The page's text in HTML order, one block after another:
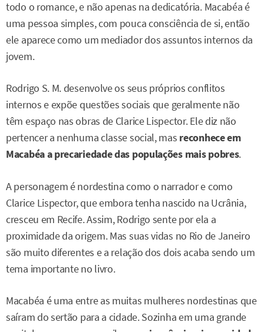
todo o romance, e não apenas na dedicatória. Macabéa é
uma pessoa simples, com pouca consciência de si, então
ele aparece como um mediador dos assuntos internos da
jovem.
Rodrigo S. M. desenvolve os seus próprios conflitos
internos e expõe questões sociais que geralmente não
têm espaço nas obras de Clarice Lispector. Ele diz não
pertencer a nenhuma classe social, mas reconhece em
Macabéa a precariedade das populações mais pobres.
A personagem é nordestina como o narrador e como
Clarice Lispector, que embora tenha nascido na Ucrânia,
cresceu em Recife. Assim, Rodrigo sente por ela a
proximidade da origem. Mas suas vidas no Rio de Janeiro
são muito diferentes e a relação dos dois acaba sendo um
tema importante no livro.
Macabéa é uma entre as muitas mulheres nordestinas que
saíram do sertão para a cidade. Sozinha em uma grande